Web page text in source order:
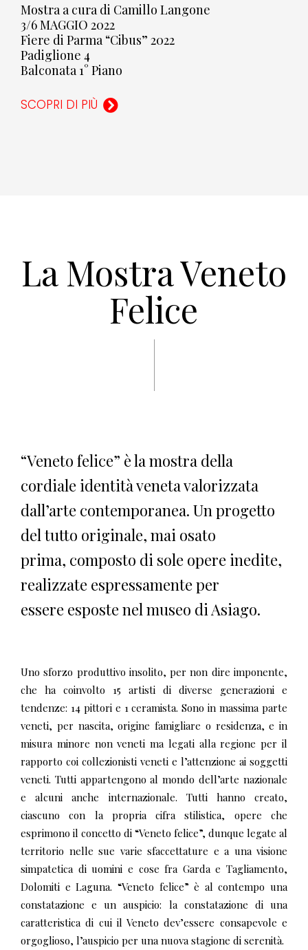
Mostra a cura di Camillo Langone
3/6 MAGGIO 2022
Fiere di Parma “Cibus” 2022
Padiglione 4
Balconata 1° Piano
SCOPRI DI PIÙ
La Mostra Veneto
Felice
“Veneto felice” è la mostra della
cordiale identità veneta valorizzata
dall’arte contemporanea. Un progetto
del tutto originale, mai osato
prima, composto di sole opere inedite,
realizzate espressamente per
essere esposte nel museo di Asiago.
Uno sforzo produttivo insolito, per non dire imponente,
che ha coinvolto 15 artisti di diverse generazioni e
tendenze: 14 pittori e 1 ceramista. Sono in massima parte
veneti, per nascita, origine famigliare o residenza, e in
misura minore non veneti ma legati alla regione per il
rapporto coi collezionisti veneti e l’attenzione ai soggetti
veneti. Tutti appartengono al mondo dell’arte nazionale
e alcuni anche internazionale. Tutti hanno creato,
ciascuno con la propria cifra stilistica, opere che
esprimono il concetto di “Veneto felice”, dunque legate al
territorio nelle sue varie sfaccettature e a una visione
simpatetica di uomini e cose fra Garda e Tagliamento,
Dolomiti e Laguna. “Veneto felice” è al contempo una
constatazione e un auspicio: la constatazione di una
caratteristica di cui il Veneto dev’essere consapevole e
orgoglioso, l’auspicio per una nuova stagione di serenità.